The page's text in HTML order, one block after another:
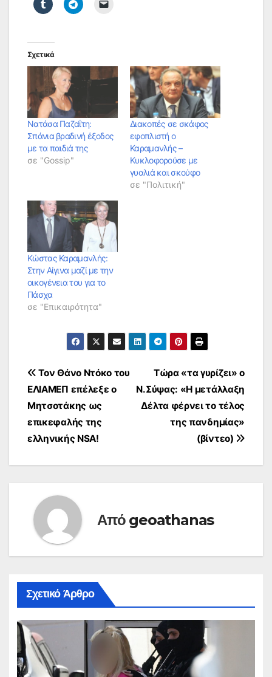
Σχετικά
Νατάσα Παζαΐτη:
Σπάνια βραδινή έξοδος
με τα παιδιά της
σε "Gossip"
Διακοπές σε σκάφος
εφοπλιστή ο
Καραμανλής –
Κυκλοφορούσε με
γυαλιά και σκούφο
σε "Πολιτική"
Κώστας Καραμανλής:
Στην Αίγινα μαζί με την
οικογένεια του για το
Πάσχα
σε "Επικαιρότητα"
Πλοήγηση
άρθρων
Τώρα «τα γυρίζει» ο
Ν.Σύψας: «Η μετάλλαξη
Δέλτα φέρνει το τέλος
της πανδημίας»
(βίντεο)
Τον Θάνο Ντόκο του
ΕΛΙΑΜΕΠ επέλεξε ο
Μητσοτάκης ως
επικεφαλής της
ελληνικής NSA!
Από geoathanas
Σχετικό Άρθρο